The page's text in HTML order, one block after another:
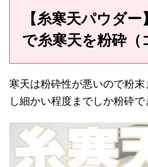
【糸寒天パウダ
で糸寒天を粉砕（
寒天は粉砕性が悪いので粉
し細かい程度までしか粉砕で